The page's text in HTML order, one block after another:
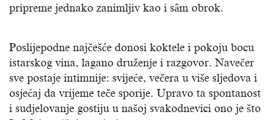
pripreme jednako zanimljiv kao i sâm obrok.
Poslijepodne najčešće donosi koktele i pokoju bocu
istarskog vina, lagano druženje i razgovor. Navečer
sve postaje intimnije: svijeće, večera u više sljedova i
osjećaj da vrijeme teče sporije. Upravo ta spontanost
i sudjelovanje gostiju u našoj svakodnevici ono je što